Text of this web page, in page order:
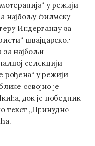
у режији
најбољу филмску
Индерганду за
швајцарског
за најбољи
селекцији
рођена“ у режији
освојио је
док је победник
текст „Принудно